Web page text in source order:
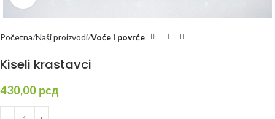
Početna Naši proizvodi Voće i povrće
Kiseli krastavci
430,00 рсд